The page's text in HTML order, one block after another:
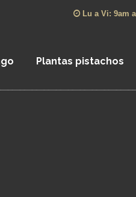
Lu a Vi: 9am
Plantas pistachos